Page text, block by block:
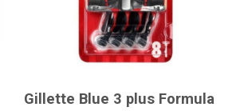
Gillette Blue 3 plus Formula